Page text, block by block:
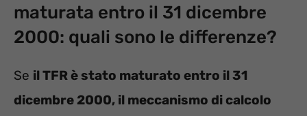
maturata entro il 31 dicembre
2000: quali sono le differenze?
Se il TFR è stato maturato entro il 31
dicembre 2000, il meccanismo di calcolo